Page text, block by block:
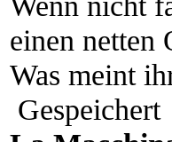
einen netten
Was meint
Gespeichert